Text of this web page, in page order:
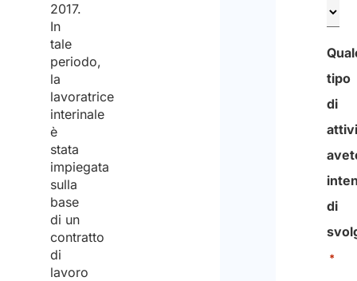
2017.
In
tale
periodo,
la
lavoratrice
interinale
è
stata
impiegata
sulla
base
di un
contratto
di
lavoro
tipo
di
di
*